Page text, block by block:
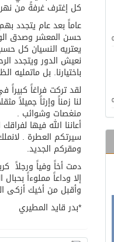
كل إغترف غرفةً من
عاماً بعد عام يتجدد
حسن المعشر وصدق
يعتريه النسيان كل
نعيش الدور ويتجدد
باختيارنا. بل ماتمليه
لقد تركت فراغاً
لنا زمناً وإرثاً جميلاً
منغصات وشوائب .
أعاننا الله فيها
سيرتكم العطرة .
ومقركم الجديد.
دمت أخاً وفياً ورجلاً
إلا وداعاً مملوءاً
وأقبل من أخيك أزكى
*بدر قايد المطيري